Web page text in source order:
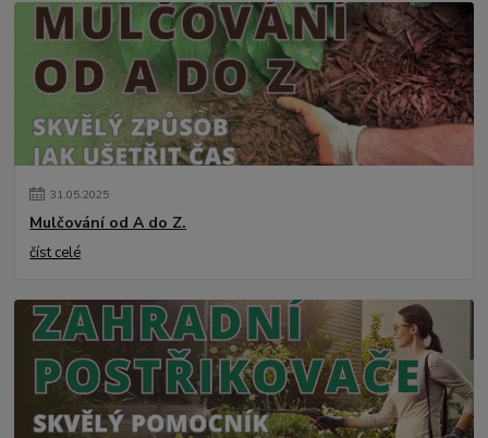
31.05.2025
Mulčování od A do Z.
číst celé